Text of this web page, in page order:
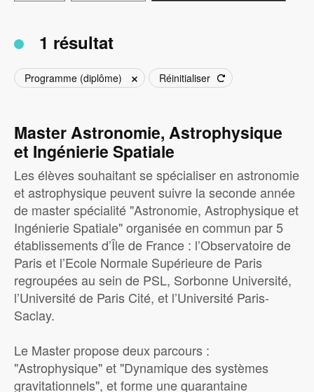
1 résultat
Programme (diplôme) Réinitialiser
Master Astronomie, Astrophysique
et Ingénierie Spatiale
Les élèves souhaitant se spécialiser en astronomie
et astrophysique peuvent suivre la seconde année
de master spécialité "Astronomie, Astrophysique et
Ingénierie Spatiale" organisée en commun par 5
établissements d’Île de France : l’Observatoire de
Paris et l’Ecole Normale Supérieure de Paris
regroupées au sein de PSL, Sorbonne Université,
l’Université de Paris Cité, et l’Université Paris-
Saclay.
Le Master propose deux parcours :
"Astrophysique" et "Dynamique des systèmes
gravitationnels", et forme une quarantaine